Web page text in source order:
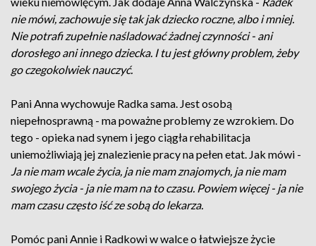
nie mówi, zachowuje się tak jak dziecko roczne, albo i mniej.
Nie potrafi zupełnie naśladować żadnej czynności - ani
dorosłego ani innego dziecka. I tu jest główny problem, żeby
go czegokolwiek nauczyć.
Pani Anna wychowuje Radka sama. Jest osobą
niepełnosprawną - ma poważne problemy ze wzrokiem. Do
tego - opieka nad synem i jego ciągła rehabilitacja
uniemożliwiają jej znalezienie pracy na pełen etat. Jak mówi -
Ja nie mam wcale życia, ja nie mam znajomych, ja nie mam
swojego życia - ja nie mam na to czasu. Powiem więcej - ja nie
mam czasu często iść ze sobą do lekarza.
Pomóc pani Annie i Radkowi w walce o łatwiejsze życie